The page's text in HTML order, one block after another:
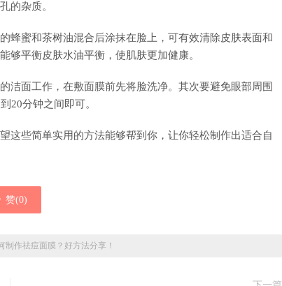
的杂质。
蜂蜜和茶树油混合后涂抹在脸上，可有效清除皮肤表面和
够平衡皮肤水油平衡，使肌肤更加健康。
洁面工作，在敷面膜前先将脸洗净。其次要避免眼部周围
20分钟之间即可。
这些简单实用的方法能够帮到你，让你轻松制作出适合自
赞(0)
制作祛痘面膜？好方法分享！